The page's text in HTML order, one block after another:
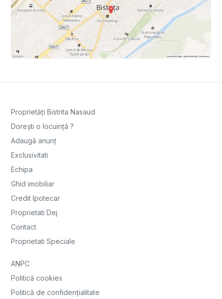
Proprietăți Bistrita Nasaud
Dorești o locuință ?
Adaugă anunț
Exclusivitati
Echipa
Ghid imobiliar
Credit Ipotecar
Proprietati Dej
Contact
Proprietati Speciale
ANPC
Politică cookies
Politică de confidențialitate